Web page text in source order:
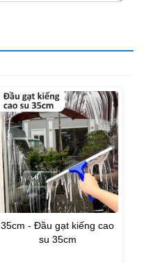
35cm - Đầu gạt kiếng cao
su 35cm